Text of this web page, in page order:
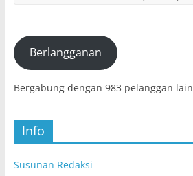
(E-
mail)Berlangganan
Bergabung dengan 983 pelanggan lain
Info
Susunan Redaksi